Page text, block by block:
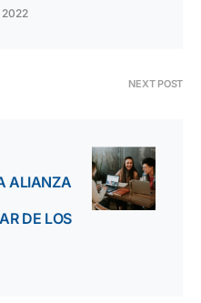
2022
NEXT POST
ALIANZA
DE LOS